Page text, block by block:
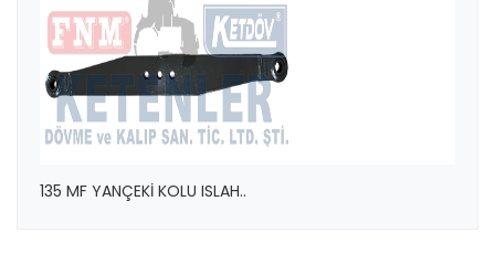
135 MF YANÇEKİ KOLU ISLAH..